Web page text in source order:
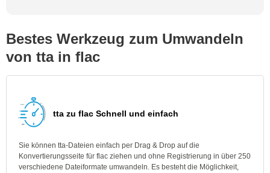
Bestes Werkzeug zum Umwandeln
von tta in flac
tta zu flac Schnell und einfach
Sie können tta-Dateien einfach per Drag & Drop auf die
Konvertierungsseite für flac ziehen und ohne Registrierung in über 250
verschiedene Dateiformate umwandeln. Es besteht die Möglichkeit,